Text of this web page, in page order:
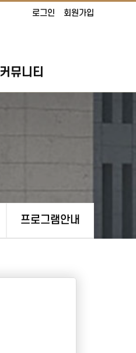
로그인 회원가입
커뮤니티
프로그램안내